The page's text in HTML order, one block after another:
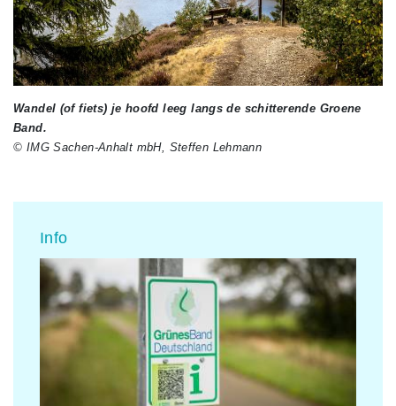
Wandel (of fiets) je hoofd leeg langs de schitterende Groene
Band.
© IMG Sachen-Anhalt mbH, Steffen Lehmann
Info